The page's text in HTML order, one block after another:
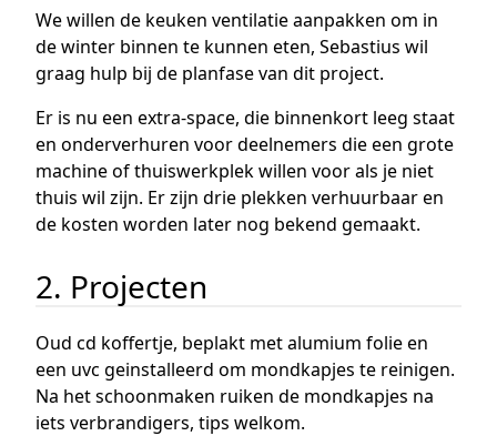
We willen de keuken ventilatie aanpakken om in
de winter binnen te kunnen eten, Sebastius wil
graag hulp bij de planfase van dit project.
Er is nu een extra-space, die binnenkort leeg staat
en onderverhuren voor deelnemers die een grote
machine of thuiswerkplek willen voor als je niet
thuis wil zijn. Er zijn drie plekken verhuurbaar en
de kosten worden later nog bekend gemaakt.
2. Projecten
Oud cd koffertje, beplakt met alumium folie en
een uvc geinstalleerd om mondkapjes te reinigen.
Na het schoonmaken ruiken de mondkapjes na
iets verbrandigers, tips welkom.